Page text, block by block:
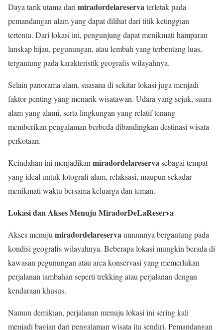
Daya tarik utama dari miradordelareservaterletak pada
pemandangan alam yang dapat dilihat dari titik ketinggian
tertentu. Dari lokasi ini, pengunjung dapat menikmati hamparan
lanskap hijau, pegunungan, atau lembah yang terbentang luas,
tergantung pada karakteristik geografis wilayahnya.
Selain panorama alam, suasana di sekitar lokasi juga menjadi
faktor penting yang menarik wisatawan. Udara yang sejuk, suara
alam yang alami, serta lingkungan yang relatif tenang
memberikan pengalaman berbeda dibandingkan destinasi wisata
perkotaan.
Keindahan ini menjadikan miradordelareservasebagai tempat
yang ideal untuk fotografi alam, relaksasi, maupun sekadar
menikmati waktu bersama keluarga dan teman.
Lokasi dan Akses Menuju MiradorDeLaReserva
Akses menuju miradordelareservaumumnya bergantung pada
kondisi geografis wilayahnya. Beberapa lokasi mungkin berada di
kawasan pegunungan atau area konservasi yang memerlukan
perjalanan tambahan seperti trekking atau perjalanan dengan
kendaraan khusus.
Namun demikian, perjalanan menuju lokasi ini sering kali
menjadi bagian dari pengalaman wisata itu sendiri. Pemandangan